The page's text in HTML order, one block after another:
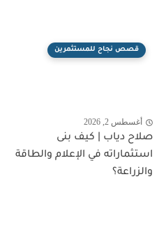
قصص نجاح للمستثمرين
أغسطس 2, 2026
صلاح دياب | كيف بنى
استثماراته في الإعلام والطاقة
والزراعة؟